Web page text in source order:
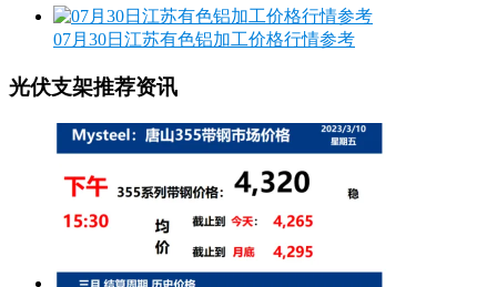
07月30日江苏有色铝加工价格行情参考
光伏支架推荐资讯